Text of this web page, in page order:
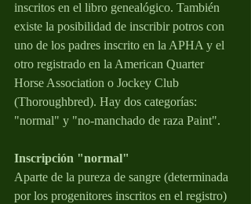
inscritos en el libro genealógico. También
existe la posibilidad de inscribir potros con
uno de los padres inscrito en la APHA y el
otro registrado en la American Quarter
Horse Association o Jockey Club
(Thoroughbred). Hay dos categorías:
"normal" y "no-manchado de raza Paint".
Inscripción "normal"
Aparte de la pureza de sangre (determinada
por los progenitores inscritos en el registro)